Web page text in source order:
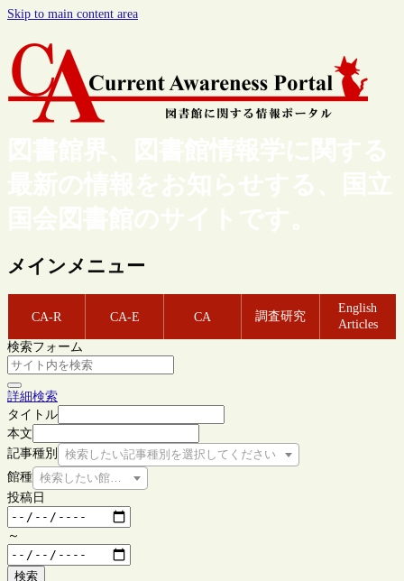
Skip to main content area
図書館界、図書館情報学に関する
最新の情報をお知らせする、国立
国会図書館のサイトです。
メインメニュー
CA-R CA-E CA 調査研究
English
Articles
検索フォーム
詳細検索
タイトル
本文
記事種別
検索したい記事種別を選択してください
館種 検索したい館種を選択してください
投稿日
～
検索